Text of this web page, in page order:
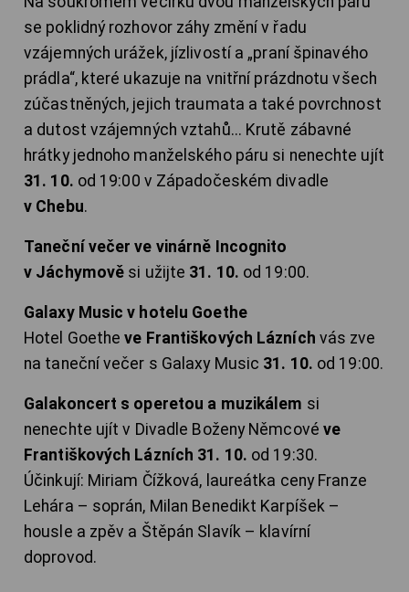
se poklidný rozhovor záhy změní v řadu
vzájemných urážek, jízlivostí a „praní špinavého
prádla“, které ukazuje na vnitřní prázdnotu všech
zúčastněných, jejich traumata a také povrchnost
a dutost vzájemných vztahů... Krutě zábavné
hrátky jednoho manželského páru si nenechte ujít
31. 10. od 19:00 v Západočeském divadle
v Chebu.
Taneční večer ve vinárně Incognito
v Jáchymově si užijte 31. 10. od 19:00.
Galaxy Music v hotelu Goethe
Hotel Goetheve Františkových Lázních vás zve
na taneční večer s Galaxy Music 31. 10. od 19:00.
Galakoncert s operetou a muzikálem si
nenechte ujít v Divadle Boženy Němcové ve
Františkových Lázních 31. 10. od 19:30.
Účinkují: Miriam Čížková, laureátka ceny Franze
Lehára – soprán, Milan Benedikt Karpíšek –
housle a zpěv a Štěpán Slavík – klavírní
doprovod.